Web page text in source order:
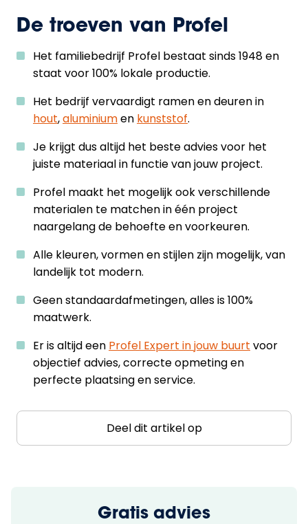
De troeven van Profel
Het familiebedrijf Profel bestaat sinds 1948 en
staat voor 100% lokale productie.
Het bedrijf vervaardigt ramen en deuren in
hout,aluminiumen kunststof.
Je krijgt dus altijd het beste advies voor het
juiste materiaal in functie van jouw project.
Profel maakt het mogelijk ook verschillende
materialen te matchen in één project
naargelang de behoefte en voorkeuren.
Alle kleuren, vormen en stijlen zijn mogelijk, van
landelijk tot modern.
Geen standaardafmetingen, alles is 100%
maatwerk.
Er is altijd een Profel Expert in jouw buurt voor
objectief advies, correcte opmeting en
perfecte plaatsing en service.
Deel dit artikel op
Gratis advies